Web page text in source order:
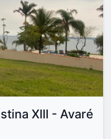
XIII - Avaré